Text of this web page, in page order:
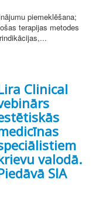
piemeklēšana;
terapijas metodes
Clinical
valodā.
SIA